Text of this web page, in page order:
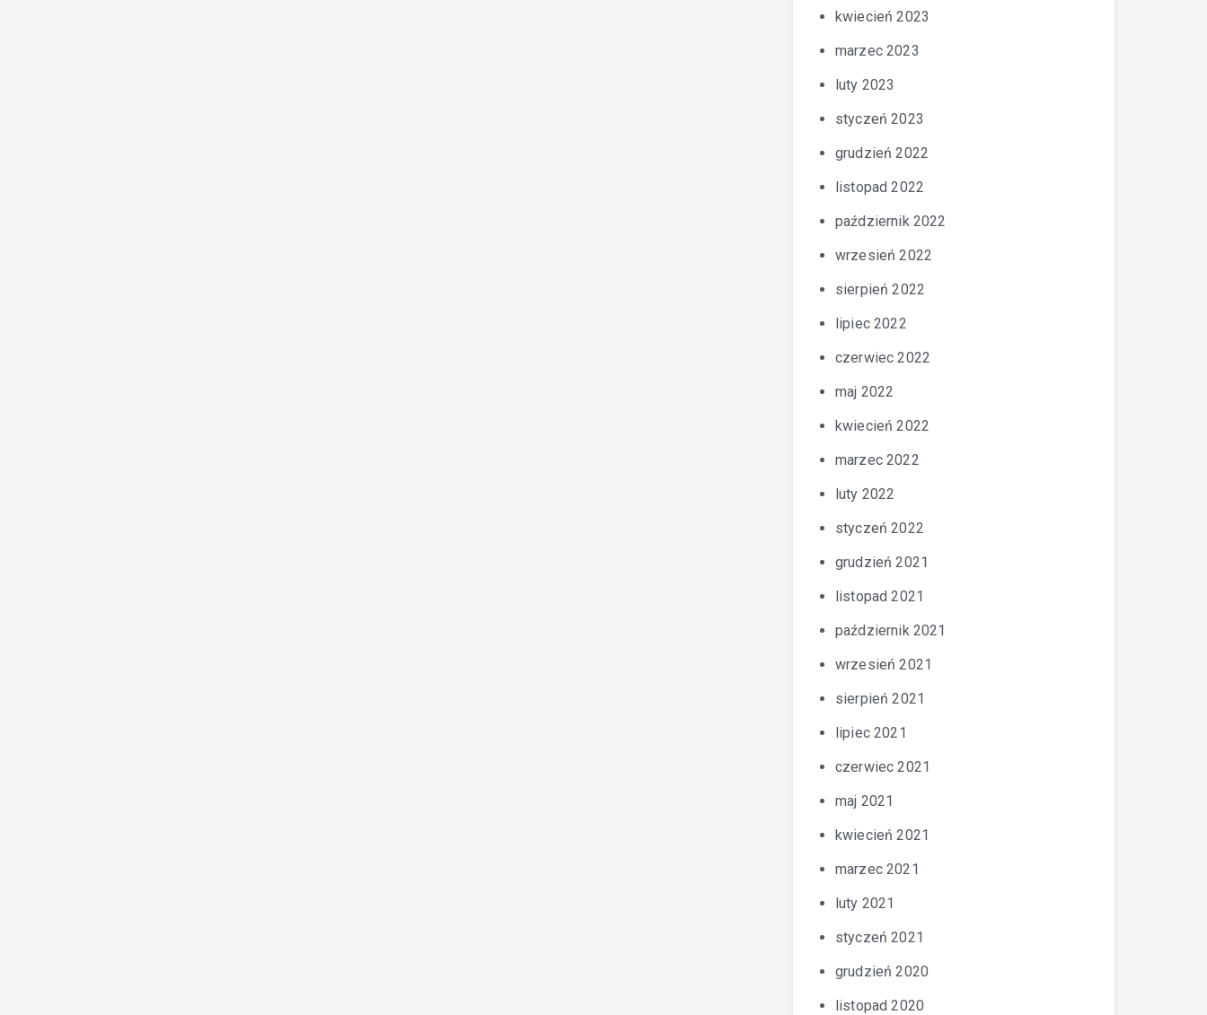
kwiecień 2023
marzec 2023
luty 2023
styczeń 2023
grudzień 2022
listopad 2022
październik 2022
wrzesień 2022
sierpień 2022
lipiec 2022
czerwiec 2022
maj 2022
kwiecień 2022
marzec 2022
luty 2022
styczeń 2022
grudzień 2021
listopad 2021
październik 2021
wrzesień 2021
sierpień 2021
lipiec 2021
czerwiec 2021
maj 2021
kwiecień 2021
marzec 2021
luty 2021
styczeń 2021
grudzień 2020
listopad 2020